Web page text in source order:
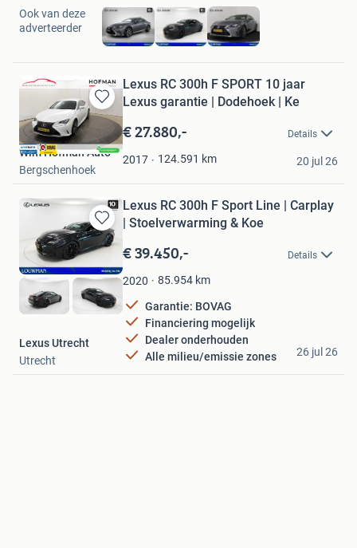
Ook van deze
adverteerder
Bewaren
in
Mijn
Favorieten
Lexus RC 300h F SPORT 10 jaar
Lexus garantie | Dodehoek | Ke
€ 27.880,- Details
2017 124.591 km
Wim Hofman Auto
Bergschenhoek
20 jul 26
Bewaren
in
Favorieten
Lexus RC 300h F Sport Line | Carplay
| Stoelverwarming & Koe
€ 39.450,- Details
2020 85.954 km
Garantie: BOVAG
Financiering mogelijk
Dealer onderhouden
Alle milieu/emissie zones
Lexus Utrecht
Utrecht
26 jul 26